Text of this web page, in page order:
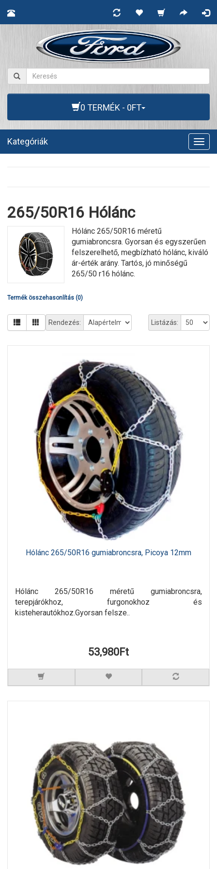
0 TERMÉK - 0FT
Kategóriák
265/50R16 Hólánc
Hólánc 265/50R16 méretű
gumiabroncsra. Gyorsan és egyszerűen
felszerelhető, megbízható hólánc, kiváló
ár-érték arány. Tartós, jó minőségű
265/50 r16 hólánc.
Termék összehasonlítás (0)
Listázás:
Rendezés:
Hólánc 265/50R16 gumiabroncsra, Picoya 12mm
Hólánc 265/50R16 méretű gumiabroncsra,
terepjárókhoz, furgonokhoz és
kisteherautókhoz.Gyorsan felsze..
53,980Ft